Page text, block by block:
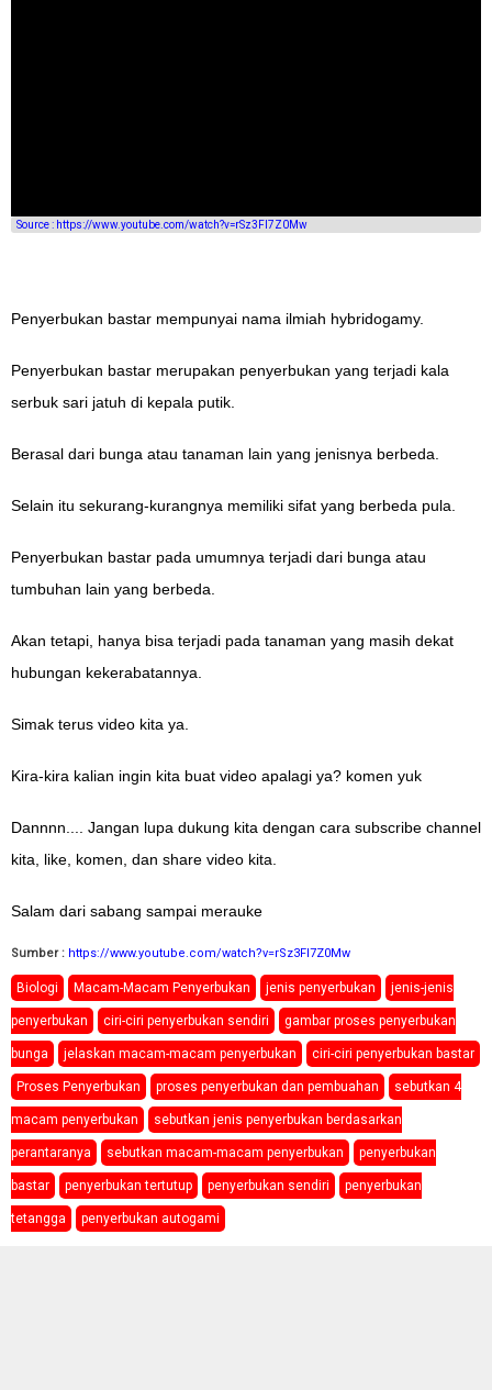
Source : https://www.youtube.com/watch?v=rSz3FI7Z0Mw
Penyerbukan bastar mempunyai nama ilmiah hybridogamy.
Penyerbukan bastar merupakan penyerbukan yang terjadi kala
serbuk sari jatuh di kepala putik.
Berasal dari bunga atau tanaman lain yang jenisnya berbeda.
Selain itu sekurang-kurangnya memiliki sifat yang berbeda pula.
Penyerbukan bastar pada umumnya terjadi dari bunga atau
tumbuhan lain yang berbeda.
Akan tetapi, hanya bisa terjadi pada tanaman yang masih dekat
hubungan kekerabatannya.
Simak terus video kita ya.
Kira-kira kalian ingin kita buat video apalagi ya? komen yuk
Dannnn.... Jangan lupa dukung kita dengan cara subscribe channel
kita, like, komen, dan share video kita.
Salam dari sabang sampai merauke
Sumber : https://www.youtube.com/watch?v=rSz3FI7Z0Mw
Biologi Macam-Macam Penyerbukan jenis penyerbukan jenis-jenis
penyerbukan ciri-ciri penyerbukan sendiri gambar proses penyerbukan
bunga jelaskan macam-macam penyerbukan ciri-ciri penyerbukan bastar
Proses Penyerbukan proses penyerbukan dan pembuahan sebutkan 4
macam penyerbukan sebutkan jenis penyerbukan berdasarkan
perantaranya sebutkan macam-macam penyerbukan penyerbukan
bastar penyerbukan tertutup penyerbukan sendiri penyerbukan
tetangga penyerbukan autogami